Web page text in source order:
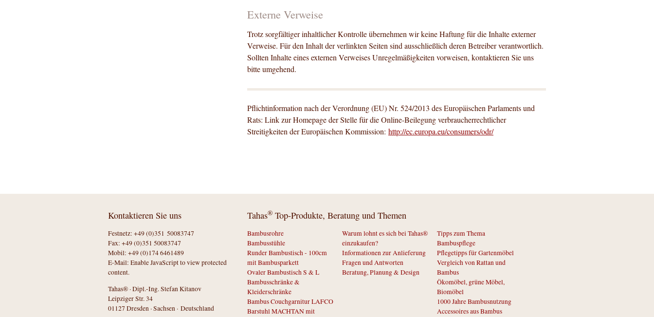
Externe Verweise
Trotz sorgfältiger inhaltlicher Kontrolle übernehmen wir keine Haftung für die Inhalte externer
Verweise. Für den Inhalt der verlinkten Seiten sind ausschließlich deren Betreiber verantwortlich.
Sollten Inhalte eines externen Verweises Unregelmäßigkeiten vorweisen, kontaktieren Sie uns
bitte umgehend.
Pflichtinformation nach der Verordnung (EU) Nr. 524/2013 des Europäischen Parlaments und
Rats: Link zur Homepage der Stelle für die Online-Beilegung verbraucherrechtlicher
Streitigkeiten der Europäischen Kommission: http://ec.europa.eu/consumers/odr/
Kontaktieren Sie uns
Festnetz: +49 (0)351 50083747
Fax: +49 (0)351 50083747
Mobil: +49 (0)174 6461489
E-Mail: Enable JavaScript to view protected
content.
Tahas® · Dipl.-Ing. Stefan Kitanov
Leipziger Str. 34
01127 Dresden · Sachsen · Deutschland
Tahas® Top-Produkte, Beratung und Themen
Bambusrohre
Bambusstühle
Runder Bambustisch - 100cm
mit Bambusparkett
Ovaler Bambustisch S & L
Bambusschränke &
Kleiderschränke
Bambus Couchgarnitur LAFCO
Barstuhl MACHTAN mit
Warum lohnt es sich bei Tahas®
einzukaufen?
Informationen zur Anlieferung
Fragen und Antworten
Beratung, Planung & Design
Tipps zum Thema
Bambuspflege
Pflegetipps für Gartenmöbel
Vergleich von Rattan und
Bambus
Ökomöbel, grüne Möbel,
Biomöbel
1000 Jahre Bambusnutzung
Accessoires aus Bambus